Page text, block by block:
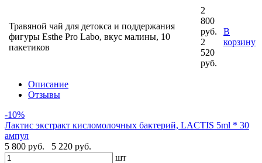
Травяной чай для детокса и поддержания
фигуры Esthe Pro Labo, вкус малины, 10
пакетиков
2
800
руб.
2
520
руб.
В
корзину
Описание
Отзывы
-10%
Лактис экстракт кисломолочных бактерий, LACTIS 5ml * 30
ампул
5 800 руб.
5 220 руб.
шт